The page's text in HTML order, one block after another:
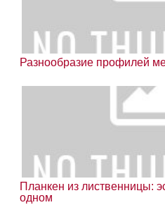
Разнообразие профилей
Планкен из лиственницы:
одном